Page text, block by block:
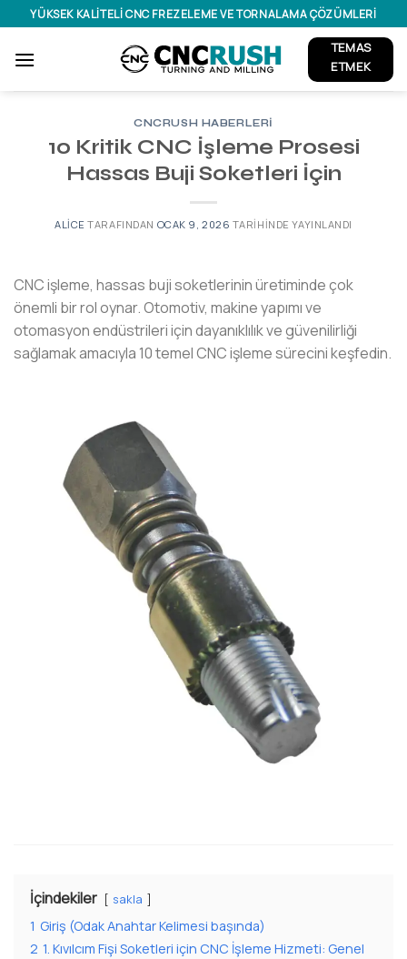
İçeriğe
atla
YÜKSEK KALITELI CNC FREZELEME VE TORNALAMA ÇÖZÜMLERI
TEMAS
ETMEK
CNCRUSH HABERLERI
10 Kritik CNC İşleme Prosesi
Hassas Buji Soketleri İçin
ALICE TARAFINDAN OCAK 9, 2026 TARIHINDE YAYINLANDI
CNC işleme, hassas buji soketlerinin üretiminde çok
önemli bir rol oynar. Otomotiv, makine yapımı ve
otomasyon endüstrileri için dayanıklılık ve güvenilirliği
sağlamak amacıyla 10 temel CNC işleme sürecini keşfedin.
İçindekiler sakla
1 Giriş (Odak Anahtar Kelimesi başında)
2 1. Kıvılcım Fişi Soketleri için CNC İşleme Hizmeti: Genel